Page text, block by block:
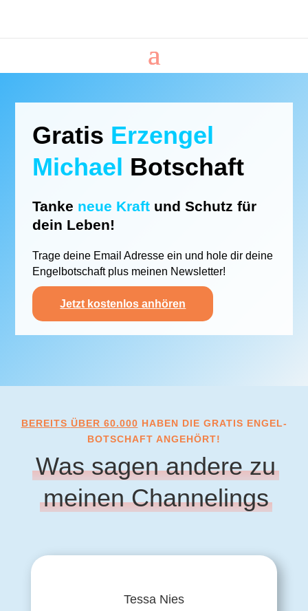
Gratis Erzengel
Michael Botschaft
Tanke neue Kraft und Schutz für
dein Leben!
Trage deine Email Adresse ein und hole dir deine
Engelbotschaft plus meinen Newsletter!
Jetzt kostenlos anhören
BEREITS ÜBER 60.000 HABEN DIE GRATIS ENGEL-
BOTSCHAFT ANGEHÖRT!
Was sagen andere zu
meinen Channelings
Tessa Nies